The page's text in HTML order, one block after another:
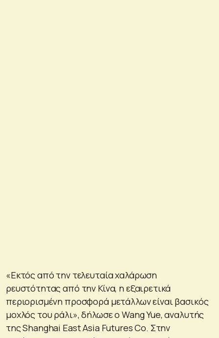
«Εκτός από την τελευταία χαλάρωση
ρευστότητας από την Κίνα, η εξαιρετικά
περιορισμένη προσφορά μετάλλων είναι βασικός
μοχλός του ράλι», δήλωσε ο Wang Yue, αναλυτής
της Shanghai East Asia Futures Co. Στην